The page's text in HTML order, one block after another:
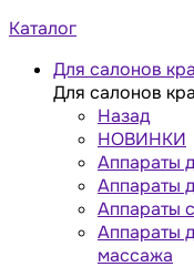
Каталог
Для салонов
Для салонов
Назад
НОВИНКИ
Аппараты
Аппараты
Аппараты
Аппараты
массажа